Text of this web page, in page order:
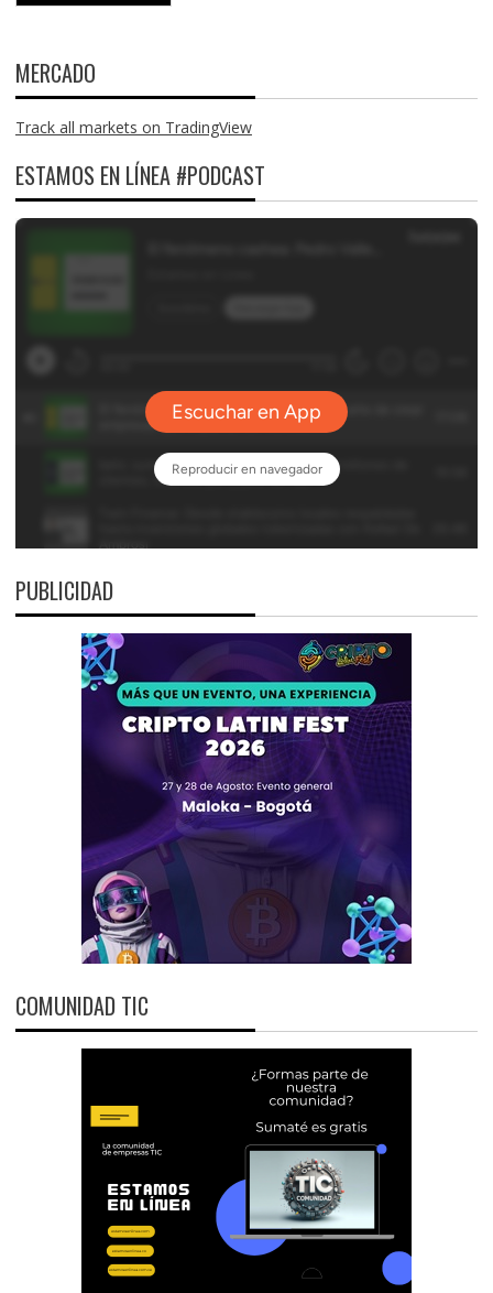
MERCADO
Track all markets on TradingView
ESTAMOS EN LÍNEA #PODCAST
PUBLICIDAD
COMUNIDAD TIC